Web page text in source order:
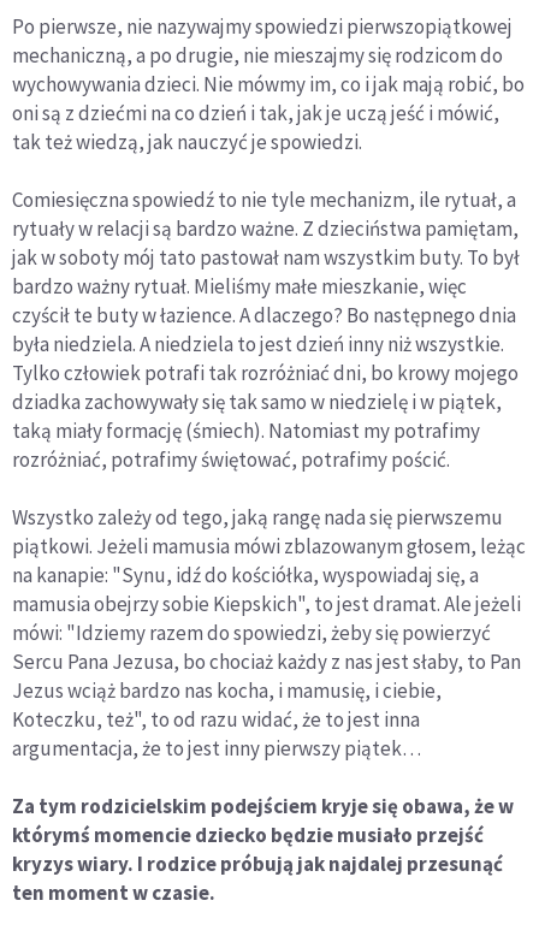
Po pierwsze, nie nazywajmy spowiedzi pierwszopiątkowej
mechaniczną, a po drugie, nie mieszajmy się rodzicom do
wychowywania dzieci. Nie mówmy im, co i jak mają robić, bo
oni są z dziećmi na co dzień i tak, jak je uczą jeść i mówić,
tak też wiedzą, jak nauczyć je spowiedzi.
Comiesięczna spowiedź to nie tyle mechanizm, ile rytuał, a
rytuały w relacji są bardzo ważne. Z dzieciństwa pamiętam,
jak w soboty mój tato pastował nam wszystkim buty. To był
bardzo ważny rytuał. Mieliśmy małe mieszkanie, więc
czyścił te buty w łazience. A dlaczego? Bo następnego dnia
była niedziela. A niedziela to jest dzień inny niż wszystkie.
Tylko człowiek potrafi tak rozróżniać dni, bo krowy mojego
dziadka zachowywały się tak samo w niedzielę i w piątek,
taką miały formację (śmiech). Natomiast my potrafimy
rozróżniać, potrafimy świętować, potrafimy pościć.
Wszystko zależy od tego, jaką rangę nada się pierwszemu
piątkowi. Jeżeli mamusia mówi zblazowanym głosem, leżąc
na kanapie: "Synu, idź do kościółka, wyspowiadaj się, a
mamusia obejrzy sobie Kiepskich", to jest dramat. Ale jeżeli
mówi: "Idziemy razem do spowiedzi, żeby się powierzyć
Sercu Pana Jezusa, bo chociaż każdy z nas jest słaby, to Pan
Jezus wciąż bardzo nas kocha, i mamusię, i ciebie,
Koteczku, też", to od razu widać, że to jest inna
argumentacja, że to jest inny pierwszy piątek…
Za tym rodzicielskim podejściem kryje się obawa, że w
którymś momencie dziecko będzie musiało przejść
kryzys wiary. I rodzice próbują jak najdalej przesunąć
ten moment w czasie.